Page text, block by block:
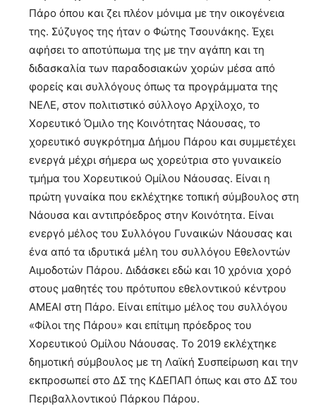
Πάρο όπου και ζει πλέον μόνιμα με την οικογένεια
της. Σύζυγος της ήταν ο Φώτης Τσουνάκης. Έχει
αφήσει το αποτύπωμα της με την αγάπη και τη
διδασκαλία των παραδοσιακών χορών μέσα από
φορείς και συλλόγους όπως τα προγράμματα της
ΝΕΛΕ, στον πολιτιστικό σύλλογο Αρχίλοχο, το
Χορευτικό Όμιλο της Κοινότητας Νάουσας, το
χορευτικό συγκρότημα Δήμου Πάρου και συμμετέχει
ενεργά μέχρι σήμερα ως χορεύτρια στο γυναικείο
τμήμα του Χορευτικού Ομίλου Νάουσας. Είναι η
πρώτη γυναίκα που εκλέχτηκε τοπική σύμβουλος στη
Νάουσα και αντιπρόεδρος στην Κοινότητα. Είναι
ενεργό μέλος του Συλλόγου Γυναικών Νάουσας και
ένα από τα ιδρυτικά μέλη του συλλόγου Εθελοντών
Αιμοδοτών Πάρου. Διδάσκει εδώ και 10 χρόνια χορό
στους μαθητές του πρότυπου εθελοντικού κέντρου
ΑΜΕΑΙ στη Πάρο. Είναι επίτιμο μέλος του συλλόγου
«Φίλοι της Πάρου» και επίτιμη πρόεδρος του
Χορευτικού Ομίλου Νάουσας. Το 2019 εκλέχτηκε
δημοτική σύμβουλος με τη Λαϊκή Συσπείρωση και την
εκπροσωπεί στο ΔΣ της ΚΔΕΠΑΠ όπως και στο ΔΣ του
Περιβαλλοντικού Πάρκου Πάρου.